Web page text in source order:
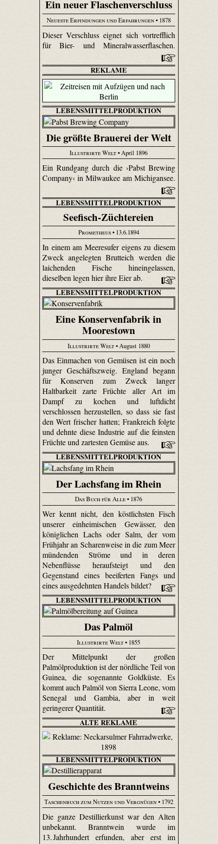
Ein neuer Flaschenverschluss
Neueste Erfindungen und Erfahrungen• 1878
Dieser Verschluss eignet sich vortrefflich
für Bier- und Mineralwasserflaschen.
REKLAME
LEBENSMITTELPRODUKTION
Die größte Brauerei der Welt
Illustrirte Welt• April 1896
Ein Rundgang durch die ›Pabst Brewing
Company‹ in Milwaukee am Michigansee.
LEBENSMITTELPRODUKTION
Seefisch-Züchtereien
Prometheus• 13.6.1894
In einem am Meeresufer eigens zu diesem
Zweck angelegten Brutteich werden die
laichenden Fische hineingelassen,
dieselben legen hier ihre Eier ab.
LEBENSMITTELPRODUKTION
Eine Konservenfabrik in
Moorestown
Illustrirte Welt• August 1880
Das Einmachen von Gemüsen ist ein noch
junger Geschäftszweig. England begann
für Konserven zum Zweck langer
Haltbarkeit zarte Früchte aller Art im
Dampf zu kochen und luftdicht
verschlossen herzustellen, so dass sie fast
den Wert frischer hatten; Frankreich folgte
und dehnte diese Industrie auf die feinsten
Früchte und zartesten Gemüse aus.
LEBENSMITTELPRODUKTION
Der Lachsfang im Rhein
Das Buch für Alle• 1876
Wer kennt nicht, den köstlichsten Fisch
unserer einheimischen Gewässer, den
königlichen Lachs oder Salm, der vom
Frühjahr an Scharenweise in die zum Meer
mündenden Ströme und in deren
Nebenflüsse heraufsteigt und den
Gegenstand eines beeiferten Fangs und
eines ausgedehnten Handels bildet?
LEBENSMITTELPRODUKTION
Das Palmöl
Illustrirte Welt• 1855
Der Mittelpunkt der großen
Palmölproduktion ist der nördliche Teil von
Guinea, die sogenannte Goldküste. Es
kommt auch Palmöl von Sierra Leone, vom
Senegal und Gambia, aber in weit
geringerer Quantität.
ALTE REKLAME
LEBENSMITTELPRODUKTION
Geschichte des Branntweins
Taschenbuch zum Nutzen und Vergnügen• 1792
Die ganze Destillierkunst war den Alten
unbekannt. Branntwein wurde im
13. Jahrhundert erfunden, aber erst im